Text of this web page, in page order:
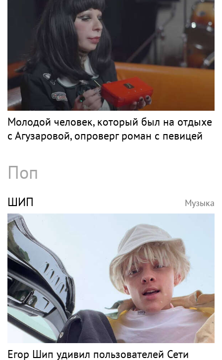
Молодой человек, который был на отдыхе
с Агузаровой, опроверг роман с певицей
Поп
ШИП Музыка
Егор Шип удивил пользователей Сети